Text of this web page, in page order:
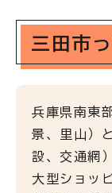
三田市
兵庫県南東
景、里山）
設、交通網
大型ショッ